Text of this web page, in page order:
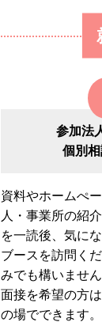
参加法
個別
資料やホームぺ
人・事業所の紹
を一読後、気に
ブースを訪問く
みでも構いませ
面接を希望の方
の場でできます。